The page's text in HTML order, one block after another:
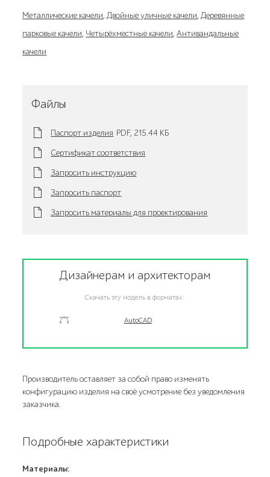
Металлические качели,Двойные уличные качели,Деревянные
парковые качели, Четырёхместные качели,Антивандальные
качели
Файлы
Паспорт изделия PDF, 215.44 KБ
Сертификат соответствия
Запросить инструкцию
Запросить паспорт
Запросить материалы для проектирования
Дизайнерам и архитекторам
Скачать эту модель в форматах:
AutoCAD
Производитель оставляет за собой право изменять
конфигурацию изделия на своё усмотрение без уведомления
заказчика.
Подробные характеристики
Материалы: